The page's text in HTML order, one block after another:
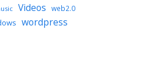
Videos web2.0
wordpress